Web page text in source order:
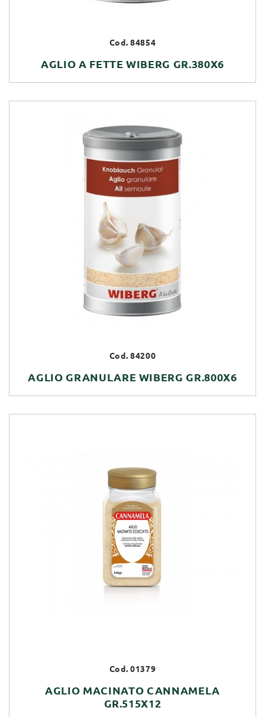
Cod. 84854
AGLIO A FETTE WIBERG GR.380X6
Cod. 84200
AGLIO GRANULARE WIBERG GR.800X6
Cod. 01379
AGLIO MACINATO CANNAMELA
GR.515X12